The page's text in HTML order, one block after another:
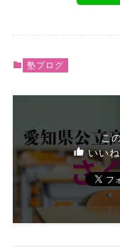
塾ブログ
こ
いい